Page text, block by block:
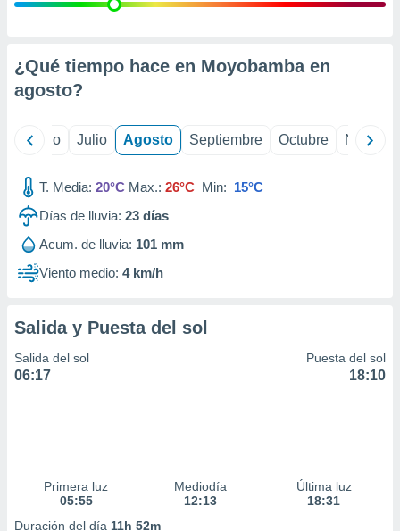
e
mediante
publicidad
de
1199
¿Qué tiempo hace en Moyobamba en
agosto?
Junio Julio Agosto Septiembre Octubre
T. Media: 20°C Max.: 26°C Min: 15°C
Días de lluvia: 23 días
Acum. de lluvia: 101 mm
Viento medio: 4 km/h
Salida y Puesta del sol
Salida del sol
06:17
Puesta del sol
18:10
Primera luz
05:55
Mediodía
12:13
Última luz
18:31
Duración del día 11h 52m